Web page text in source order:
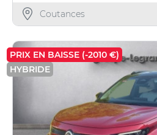
Coutances
PRIX EN BAISSE (-2010 €)
HYBRIDE